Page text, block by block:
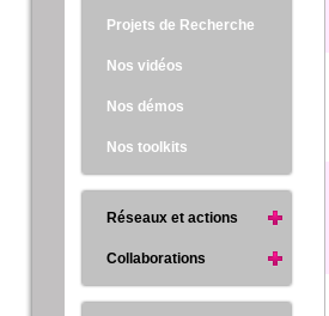
Projets de Recherche
Nos vidéos
Nos démos
Nos toolkits
Réseaux et actions
Collaborations